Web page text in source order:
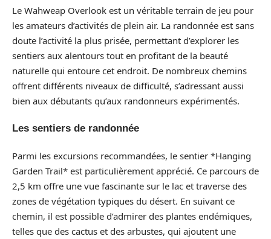
Le Wahweap Overlook est un véritable terrain de jeu pour
les amateurs d’activités de plein air. La randonnée est sans
doute l’activité la plus prisée, permettant d’explorer les
sentiers aux alentours tout en profitant de la beauté
naturelle qui entoure cet endroit. De nombreux chemins
offrent différents niveaux de difficulté, s’adressant aussi
bien aux débutants qu’aux randonneurs expérimentés.
Les sentiers de randonnée
Parmi les excursions recommandées, le sentier *Hanging
Garden Trail* est particulièrement apprécié. Ce parcours de
2,5 km offre une vue fascinante sur le lac et traverse des
zones de végétation typiques du désert. En suivant ce
chemin, il est possible d’admirer des plantes endémiques,
telles que des cactus et des arbustes, qui ajoutent une